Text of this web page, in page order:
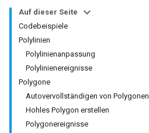
Auf dieser Seite
Codebeispiele
Polylinien
Polylinienanpassung
Polylinienereignisse
Polygone
Autovervollständigen von Polygonen
Hohles Polygon erstellen
Polygonereignisse